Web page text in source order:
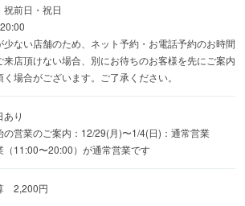
すくなったメニューで、
くまでご堪能ください。
りお待ちしております！
祝前日・祝日
少ない店舗のため、ネット予約・お電話予約のお時間
来店頂けない場合、別にお待ちのお客様を先にご案内
く場合がございます。ご了承ください。
あり
の営業のご案内：12/29(月)〜1/4(日)：通常営業
（11:00〜20:00）が通常営業です
2,200円